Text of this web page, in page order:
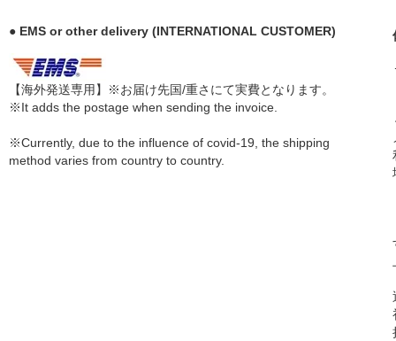
● EMS or other delivery (INTERNATIONAL CUSTOMER)
【海外発送専用】※お届け先国/重さにて実費となります。
※It adds the postage when sending the invoice.
※Currently, due to the influence of covid-19, the shipping
method varies from country to country.